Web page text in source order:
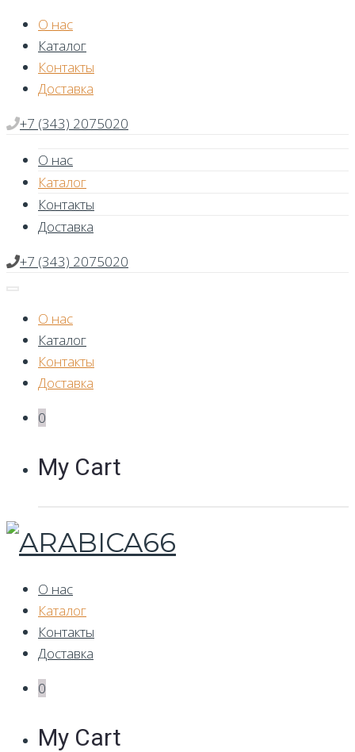
Skip
content
О нас
Каталог
Контакты
Доставка
+7 (343) 2075020
О нас
Каталог
Контакты
Доставка
+7 (343) 2075020
О нас
Каталог
Контакты
Доставка
0
My Cart
О нас
Каталог
Контакты
Доставка
0
My Cart